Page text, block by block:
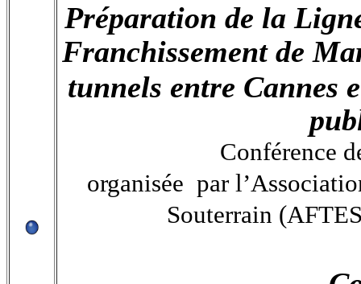
Préparation de la
Franchissement de
tunnels entre Cannes
Conférence
organisée par
Souterrain